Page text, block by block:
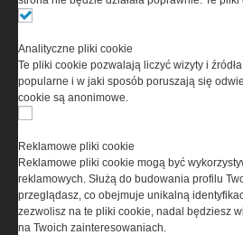
Ta witryna wykorzystuje pliki
informacji na Twoim komputerze.
w celu świadczenia usług na
w tym w sposób dostosowany do
Analityczne pliki cookie
Te pliki cookie pozwalają liczyć wizyty i
popularne i w jaki sposób poruszają się
cookie są anonimowe.
Reklamowe pliki cookie
Reklamowe pliki cookie mogą być
reklamowych. Służą do budowania profilu
przeglądasz, co obejmuje unikalną
zezwolisz na te pliki cookie, nadal będziesz
na Twoich zainteresowaniach.